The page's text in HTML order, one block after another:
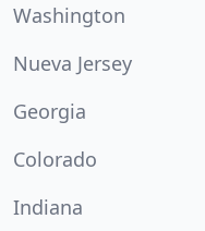
Washington
Nueva Jersey
Georgia
Colorado
Indiana